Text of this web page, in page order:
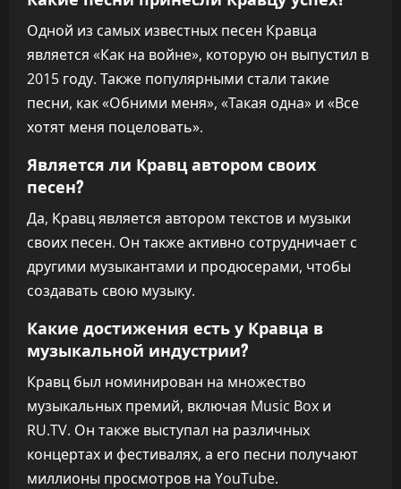
Одной из самых известных песен Кравца
является «Как на войне», которую он выпустил в
2015 году. Также популярными стали такие
песни, как «Обними меня», «Такая одна» и «Все
хотят меня поцеловать».
Является ли Кравц автором своих
песен?
Да, Кравц является автором текстов и музыки
своих песен. Он также активно сотрудничает с
другими музыкантами и продюсерами, чтобы
создавать свою музыку.
Какие достижения есть у Кравца в
музыкальной индустрии?
Кравц был номинирован на множество
музыкальных премий, включая Music Box и
RU.TV. Он также выступал на различных
концертах и фестивалях, а его песни получают
миллионы просмотров на YouTube.